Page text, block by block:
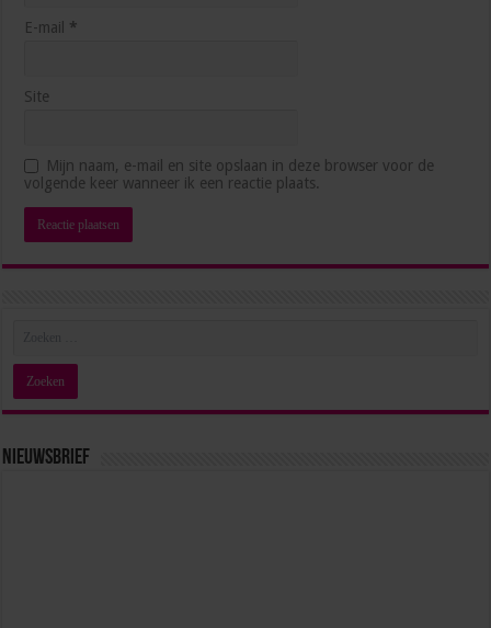
werk
3 weken ago
E-mail *
Site
Mijn naam, e-mail en site opslaan in deze browser voor de
volgende keer wanneer ik een reactie plaats.
Nieuwsbrief